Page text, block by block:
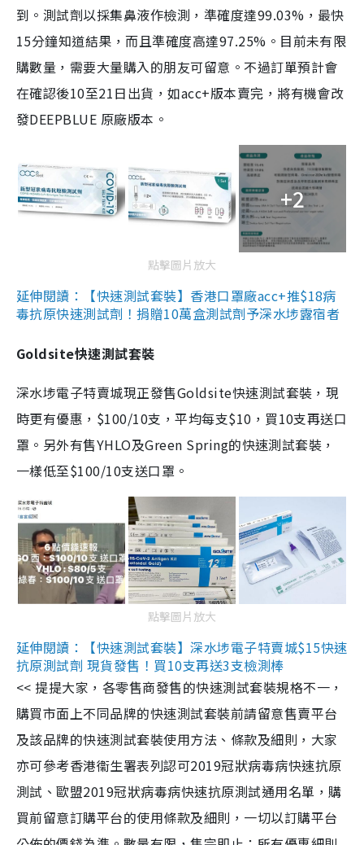
到。測試劑以採集鼻液作檢測，準確度達99.03%，最快
15分鐘知道結果，而且準確度高達97.25%。目前未有限
購數量，需要大量購入的朋友可留意。不過訂單預計會
在確認後10至21日出貨，如acc+版本賣完，將有機會改
發DEEPBLUE 原廠版本。
+2
點擊圖片放大
延伸閱讀：【快速測試套裝】香港口罩廠acc+推$18病
毒抗原快速測試劑！捐贈10萬盒測試劑予深水埗露宿者
Goldsite快速測試套裝
深水埗電子特賣城現正發售Goldsite快速測試套裝，現
時更有優惠，$100/10支，平均每支$10，買10支再送口
罩。另外有售YHLO及Green Spring的快速測試套裝，
一樣低至$100/10支送口罩。
點擊圖片放大
延伸閱讀：【快速測試套裝】深水埗電子特賣城$15快速
抗原測試劑 現貨發售！買10支再送3支檢測棒
<< 提提大家，各零售商發售的快速測試套裝規格不一，
購買市面上不同品牌的快速測試套裝前請留意售賣平台
及該品牌的快速測試套裝使用方法、條款及細則，大家
亦可參考香港衞生署表列認可2019冠狀病毒病快速抗原
測試、歐盟2019冠狀病毒病快速抗原測試通用名單，購
買前留意訂購平台的使用條款及細則，一切以訂購平台